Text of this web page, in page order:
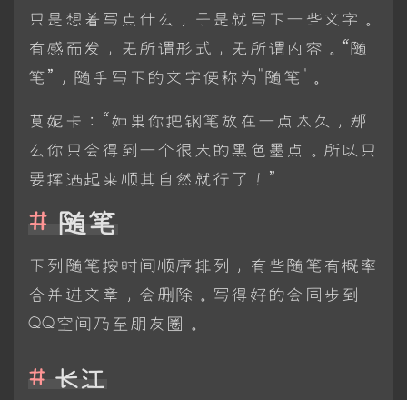
只是想着写点什么，于是就写下一些文字。
有感而发，无所谓形式，无所谓内容。“随
笔”，随手写下的文字便称为"随笔"。
莫妮卡：“如果你把钢笔放在一点太久，那
么你只会得到一个很大的黑色墨点。所以只
要挥洒起来顺其自然就行了！”
随笔
下列随笔按时间顺序排列，有些随笔有概率
合并进文章，会删除。写得好的会同步到
QQ空间乃至朋友圈。
长江